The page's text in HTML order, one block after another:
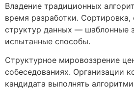
Владение традиционных
время разработки. Сортировка,
структур данных — шаблонные
испытанные способы.
Структурное мировоззрение
собеседованиях. Организации
кандидата выполнять